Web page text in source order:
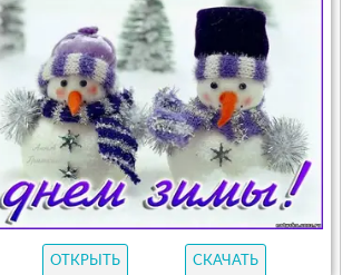
ОТКРЫТЬ СКАЧАТЬ